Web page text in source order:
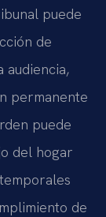
puede
de
audiencia,
permanente
puede
del hogar
de